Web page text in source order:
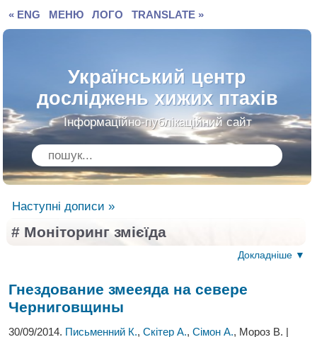
« ENG МЕНЮ ЛОГО TRANSLATE »
Український центр
досліджень хижих птахів
Інформаційно-публікаційний сайт
Наступні дописи »
# Моніторинг змієїда
Докладніше ▼
Гнездование змееяда на севере
Черниговщины
30/09/2014. Письменний К., Скітер А., Сімон А., Мороз В. |